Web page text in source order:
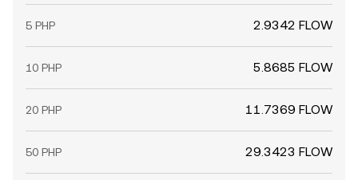
5 PHP 2.9342 FLOW
10 PHP 5.8685 FLOW
20 PHP 11.7369 FLOW
50 PHP 29.3423 FLOW